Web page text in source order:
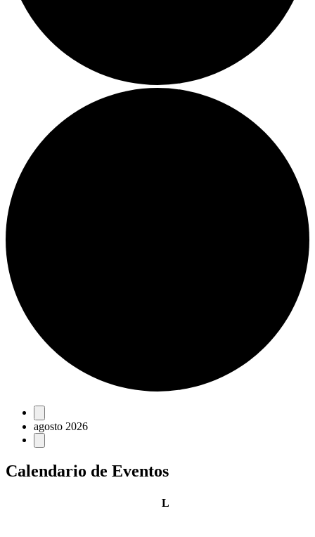
Eventos
agosto 2026
Calendario de Eventos
Llunes